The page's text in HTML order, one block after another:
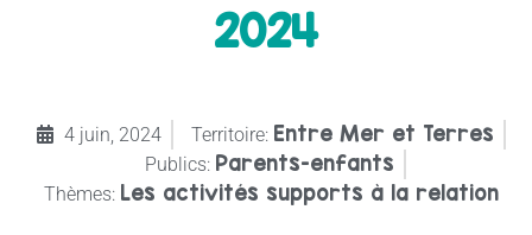
2024
4 juin, 2024 Territoire: Entre Mer et Terres
Publics: Parents-enfants
Thèmes: Les activités supports à la relation